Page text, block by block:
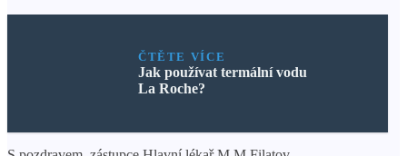
ČTĚTE VÍCE
Jak používat termální vodu
La Roche?